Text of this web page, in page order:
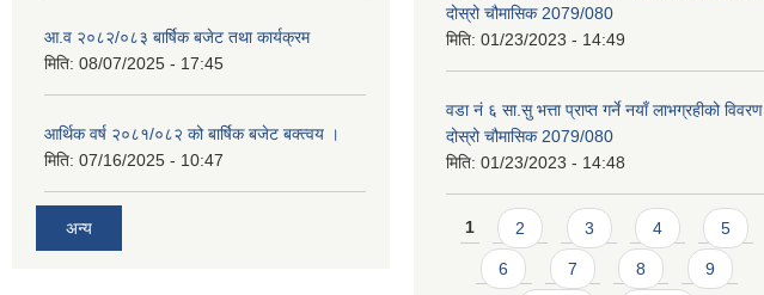
आ.व २०८२/०८३ बार्षिक बजेट तथा कार्यक्रम
मिति: 08/07/2025 - 17:45
आर्थिक वर्ष २०८१/०८२ को बार्षिक बजेट बक्त्वय ।
मिति: 07/16/2025 - 10:47
अन्य
दोस्रो चौमासिक 2079/080
मिति: 01/23/2023 - 14:49
वडा नं ६ सा.सु भत्ता प्राप्त गर्ने नयाँ लाभग्रहीको विवरण
दोस्रो चौमासिक 2079/080
मिति: 01/23/2023 - 14:48
Pages
1 2 3 4 5
6 7 8 9